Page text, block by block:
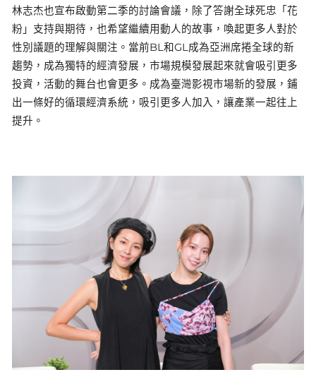
林志杰也宣布啟動第二季的討論會議，除了答謝全球死忠「花
粉」支持與期待，也希望繼續用動人的故事，喚起更多人對於
性別議題的理解與關注。當前BL和GL成為亞洲席捲全球的新
趨勢，成為獨特的經濟發展，市場規模發展起來就會吸引更多
投資，活動的舞台也會更多。成為臺灣影視市場新的發展，鋪
出一條好的循環經濟系統，吸引更多人加入，讓產業一起往上
提升。